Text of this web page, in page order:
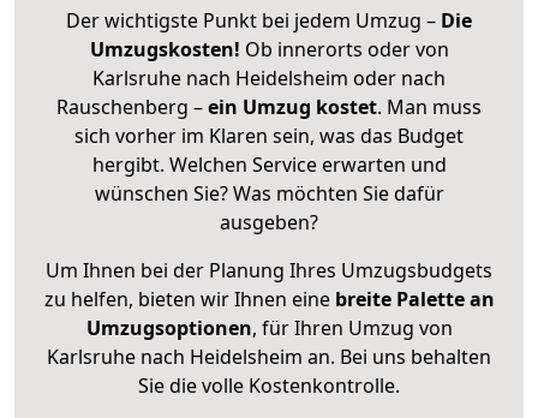
Der wichtigste Punkt bei jedem Umzug – Die
Umzugskosten! Ob innerorts oder von
Karlsruhe nach Heidelsheim oder nach
Rauschenberg –ein Umzug kostet. Man muss
sich vorher im Klaren sein, was das Budget
hergibt. Welchen Service erwarten und
wünschen Sie? Was möchten Sie dafür
ausgeben?
Um Ihnen bei der Planung Ihres Umzugsbudgets
zu helfen, bieten wir Ihnen eine breite Palette an
Umzugsoptionen, für Ihren Umzug von
Karlsruhe nach Heidelsheim an. Bei uns behalten
Sie die volle Kostenkontrolle.